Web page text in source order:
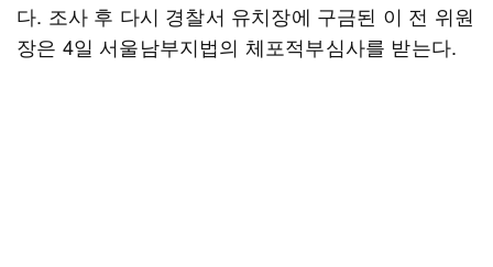
다. 조사 후 다시 경찰서 유치장에 구금된 이 전 위원
장은 4일 서울남부지법의 체포적부심사를 받는다.